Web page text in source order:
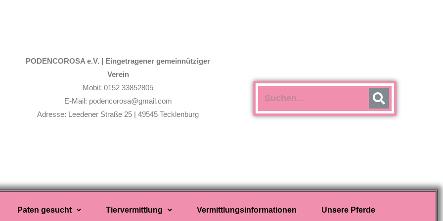
PODENCOROSA e.V. | Eingetragener gemeinnütziger
Verein
Mobil: 0152 33852805
E-Mail: podencorosa@gmail.com
Adresse: Leedener Straße 25 | 49545 Tecklenburg
Paten gesucht Tiervermittlung Vermittlungsinformationen Unsere Pferde